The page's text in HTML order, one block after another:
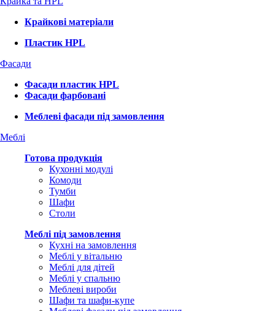
Крайкові матеріали
Пластик HPL
Фасади
Фасади пластик HPL
Фасади фарбовані
Меблеві фасади під замовлення
Меблі
Готова продукція
Кухонні модулі
Комоди
Тумби
Шафи
Столи
Меблі під замовлення
Кухні на замовлення
Меблі у вітальню
Меблі для дітей
Меблі у спальню
Меблеві вироби
Шафи та шафи-купе